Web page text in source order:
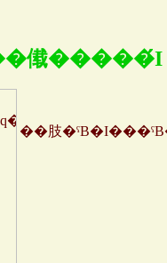
傤�����́I
��肢